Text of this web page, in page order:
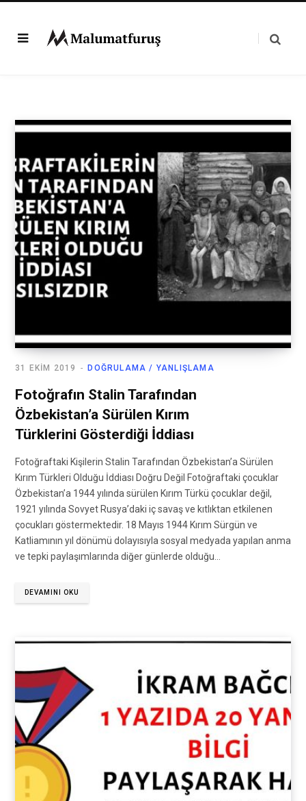
DOĞRULAMA / YANLIŞLAMA
31 EKIM 2019
Fotoğrafın Stalin Tarafından
Özbekistan’a Sürülen Kırım
Türklerini Gösterdiği İddiası
Fotoğraftaki Kişilerin Stalin Tarafından Özbekistan’a Sürülen
Kırım Türkleri Olduğu İddiası Doğru Değil Fotoğraftaki çocuklar
Özbekistan’a 1944 yılında sürülen Kırım Türkü çocuklar değil,
1921 yılında Sovyet Rusya’daki iç savaş ve kıtlıktan etkilenen
çocukları göstermektedir. 18 Mayıs 1944 Kırım Sürgün ve
Katliamının yıl dönümü dolayısıyla sosyal medyada yapılan anma
ve tepki paylaşımlarında diğer günlerde olduğu…
DEVAMINI OKU